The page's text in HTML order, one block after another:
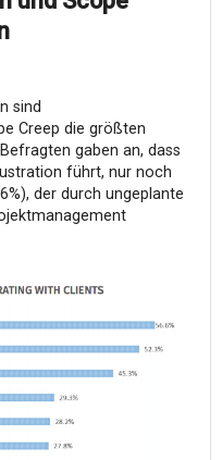
sind
Creep die größten
gaben an, dass
führt, nur noch
der durch ungeplante